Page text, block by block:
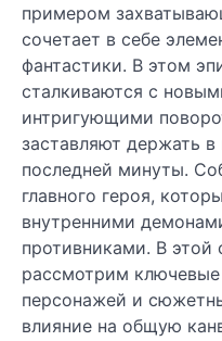
примером
сочетает в себе
фантастики. В этом
сталкиваются с
интригующими
заставляют держать
последней минуты.
главного героя,
внутренними
противниками. В этой
рассмотрим
персонажей и
влияние на общую